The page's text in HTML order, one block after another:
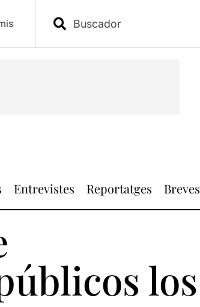
Entrevistes Reportatges Breves
los